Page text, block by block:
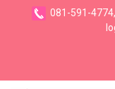
081-591-4774,